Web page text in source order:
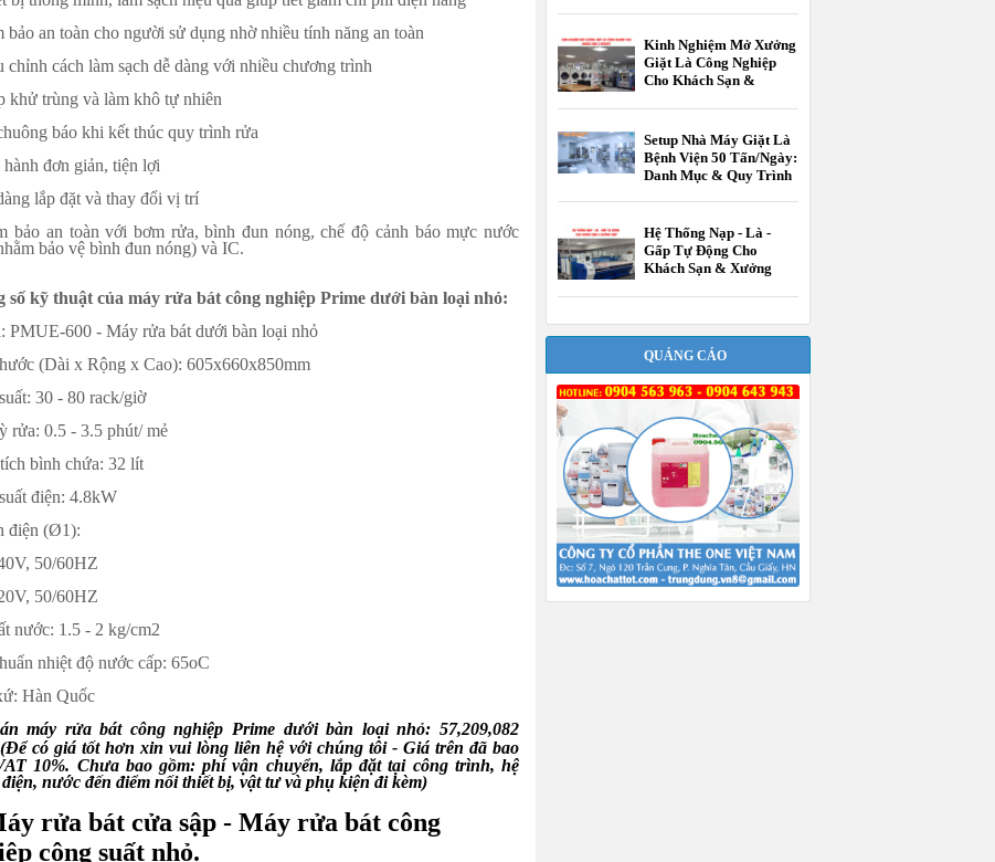
bảo an toàn cho người sử dụng nhờ nhiều tính năng an toàn
chỉnh cách làm sạch dễ dàng với nhiều chương trình
khử trùng và làm khô tự nhiên
báo khi kết thúc quy trình rửa
đơn giản, tiện lợi
lắp đặt và thay đổi vị trí
bảo an toàn với bơm rửa, bình đun nóng, chế độ cảnh báo mực nước
bảo vệ bình đun nóng) và IC.
số kỹ thuật của máy rửa bát công nghiệp Prime dưới bàn loại nhỏ:
PMUE-600 - Máy rửa bát dưới bàn loại nhỏ
(Dài x Rộng x Cao): 605x660x850mm
30 - 80 rack/giờ
rửa: 0.5 - 3.5 phút/ mẻ
bình chứa: 32 lít
điện: 4.8kW
điện (Ø1):
50/60HZ
50/60HZ
nước: 1.5 - 2 kg/cm2
nhiệt độ nước cấp: 65oC
Hàn Quốc
máy rửa bát công nghiệp Prime dưới bàn loại nhỏ: 57,209,082
(Để có giá tốt hơn xin vui lòng liên hệ với chúng tôi - Giá trên đã bao
10%. Chưa bao gồm: phí vận chuyển, lắp đặt tại công trình, hệ
nước đến điểm nối thiết bị, vật tư và phụ kiện đi kèm)
rửa bát cửa sập - Máy rửa bát công
công suất nhỏ.
Kinh Nghiệm Mở Xưởng
Giặt Là Công Nghiệp
Cho Khách Sạn &
Setup Nhà Máy Giặt Là
Bệnh Viện 50 Tấn/Ngày:
Danh Mục & Quy Trình
Hệ Thống Nạp - Là -
Gấp Tự Động Cho
Khách Sạn & Xưởng
QUẢNG CÁO